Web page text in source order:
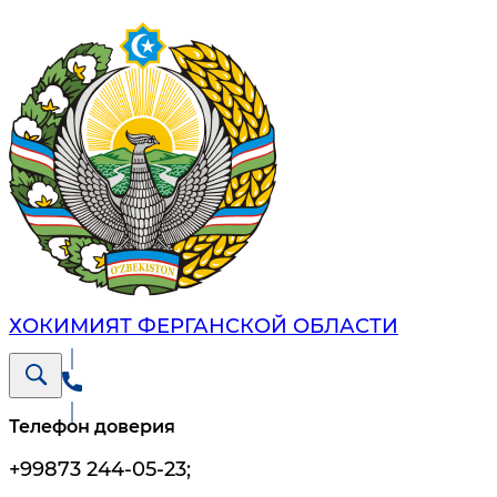
ХОКИМИЯТ ФЕРГАНСКОЙ ОБЛАСТИ
Телефон доверия
+99873 244-05-23;